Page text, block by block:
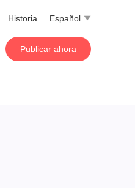
Español 
Historia
Publicar ahora